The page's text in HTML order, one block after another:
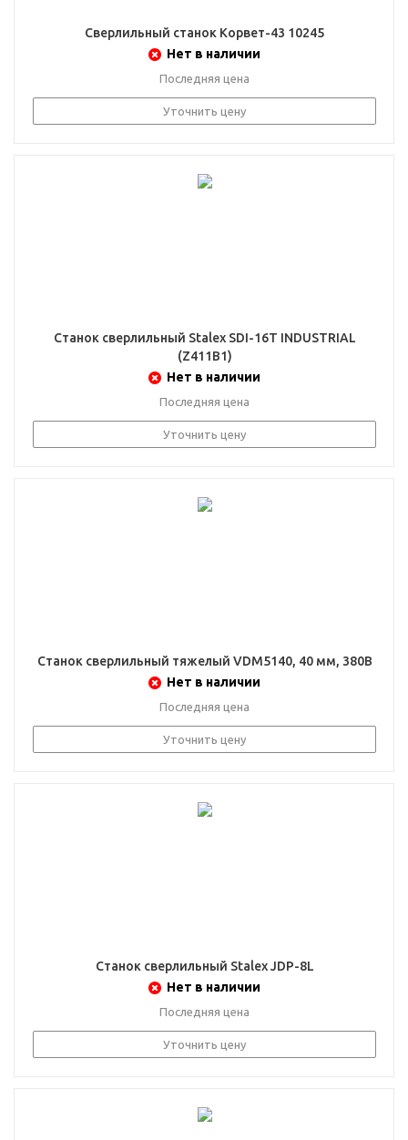
Сверлильный станок Корвет-43 10245
Нет в наличии
Последняя цена
Уточнить цену
Станок сверлильный Stalex SDI-16T INDUSTRIAL
(Z411B1)
Нет в наличии
Последняя цена
Уточнить цену
Станок сверлильный тяжелый VDM5140, 40 мм, 380В
Нет в наличии
Последняя цена
Уточнить цену
Станок сверлильный Stalex JDP-8L
Нет в наличии
Последняя цена
Уточнить цену